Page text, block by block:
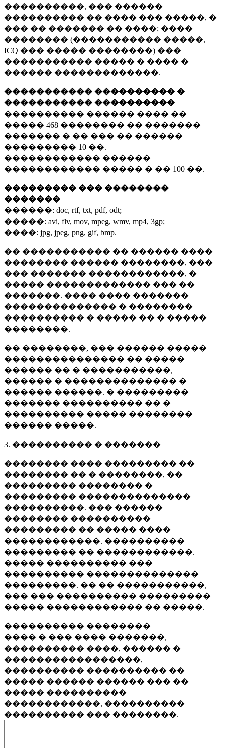
����������, ��� ������
���������� �� ���� ��� �����, �
��� �� ������� �� ����; ����
�������� (����������� �����,
ICQ ��� ����� ��������) ���
����������� ����� � ���� �
������ �������������.
����������� ���������� �
����������� ����������
���������� ������ ���� ��
����� 468 �������� �� �������
������� � �� ��� �� ������
��������� 10 ��.
������������ ������
������������ ����� � �� 100 ��.
��������� ��� ��������
�������
������: doc, rtf, txt, pdf, odt;
�����: avi, flv, mov, mpeg, wmv, mp4, 3gp;
����: jpg, jpeg, png, gif, bmp.
�� ����������� �� ������ ����
�������� ������ ��������, ���
��� ������� ������������, �
����� ������������� ��� ��
�������. ���� ���� �������
�������������� � ��������
���������� � ����� �� � �����
��������.
�� ��������, ��� ������ �����
��������������� �� �����
������ �� � �����������,
������ � �������������� �
������ ������. � ���������
������� ���������� �� �
���������� ����� ��������
������ �����.
3. ���������� � �������
�������� ���� ��������� ��
�������� �� � ��������, ��
��������� �������� �
��������� ��������������
����������. ��� ������
�������� ����������
��������� �� ����� ����
������������. ����������
��������� �� ������������.
����� ���������� ���
���������� ��������������
���������. �� �� �����������,
��� ��� ���������� ���������
����� ������������ �� �����.
���������� ��������
���� � ��� ���� �������,
���������� ����, ������ �
�����������������,
���������� ���������� ��
����� ������ ������ ��� ��
����� ����������
������������, ����������
���������� ��� ��������.